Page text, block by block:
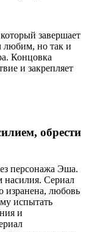
завершает
любим, но так и
Концовка
и закрепляет
обрести
персонажа Эша.
Сериал
изранена, любовь
испытать
и